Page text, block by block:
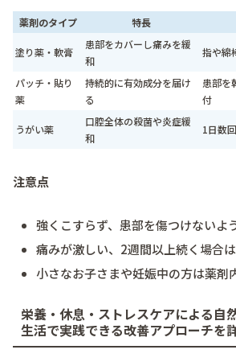
薬剤のタイプ 特長
塗り薬・軟膏
患部をカバーし痛みを緩
和
指や綿
パッチ・貼り
薬
持続的に有効成分を届け
る
患部を
付
うがい薬
口腔全体の殺菌や炎症緩
和
1日数
注意点
強くこすらず、患部を傷つけないよ
痛みが激しい、2週間以上続く場合
小さなお子さまや妊娠中の方は薬剤
栄養・休息・ストレスケアによる自
生活で実践できる改善アプローチを